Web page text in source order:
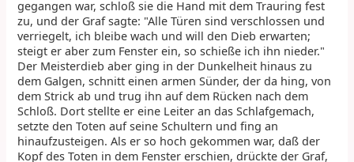
gegangen war, schloß sie die Hand mit dem Trauring fest
zu, und der Graf sagte: "Alle Türen sind verschlossen und
verriegelt, ich bleibe wach und will den Dieb erwarten;
steigt er aber zum Fenster ein, so schieße ich ihn nieder."
Der Meisterdieb aber ging in der Dunkelheit hinaus zu
dem Galgen, schnitt einen armen Sünder, der da hing, von
dem Strick ab und trug ihn auf dem Rücken nach dem
Schloß. Dort stellte er eine Leiter an das Schlafgemach,
setzte den Toten auf seine Schultern und fing an
hinaufzusteigen. Als er so hoch gekommen war, daß der
Kopf des Toten in dem Fenster erschien, drückte der Graf,